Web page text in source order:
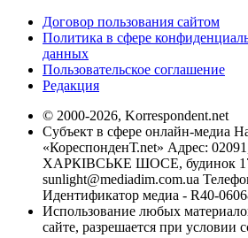
Договор пользования сайтом
Политика в сфере
данных
Пользовательское соглашение
Редакция
© 2000-2026, Korrespondent.net
Субъект в сфере онлайн-медиа
«КореспонденТ.net» Адрес:
ХАРКІВСЬКЕ ШОСЕ, будинок
sunlight@mediadim.com.ua
Идентификатор медиа - R40-
Использование любых
сайте, разрешается при условии